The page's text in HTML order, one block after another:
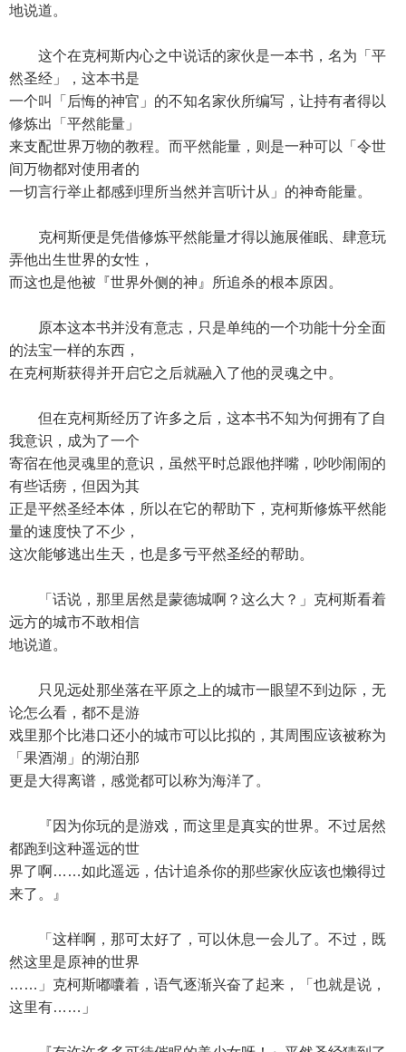
地说道。
这个在克柯斯内心之中说话的家伙是一本书，名为「平
然圣经」，这本书是
一个叫「后悔的神官」的不知名家伙所编写，让持有者得以
修炼出「平然能量」
来支配世界万物的教程。而平然能量，则是一种可以「令世
间万物都对使用者的
一切言行举止都感到理所当然并言听计从」的神奇能量。
克柯斯便是凭借修炼平然能量才得以施展催眠、肆意玩
弄他出生世界的女性，
而这也是他被『世界外侧的神』所追杀的根本原因。
原本这本书并没有意志，只是单纯的一个功能十分全面
的法宝一样的东西，
在克柯斯获得并开启它之后就融入了他的灵魂之中。
但在克柯斯经历了许多之后，这本书不知为何拥有了自
我意识，成为了一个
寄宿在他灵魂里的意识，虽然平时总跟他拌嘴，吵吵闹闹的
有些话痨，但因为其
正是平然圣经本体，所以在它的帮助下，克柯斯修炼平然能
量的速度快了不少，
这次能够逃出生天，也是多亏平然圣经的帮助。
「话说，那里居然是蒙德城啊？这么大？」克柯斯看着
远方的城市不敢相信
地说道。
只见远处那坐落在平原之上的城市一眼望不到边际，无
论怎么看，都不是游
戏里那个比港口还小的城市可以比拟的，其周围应该被称为
「果酒湖」的湖泊那
更是大得离谱，感觉都可以称为海洋了。
『因为你玩的是游戏，而这里是真实的世界。不过居然
都跑到这种遥远的世
界了啊……如此遥远，估计追杀你的那些家伙应该也懒得过
来了。』
「这样啊，那可太好了，可以休息一会儿了。不过，既
然这里是原神的世界
……」克柯斯嘟囔着，语气逐渐兴奋了起来，「也就是说，
这里有……」